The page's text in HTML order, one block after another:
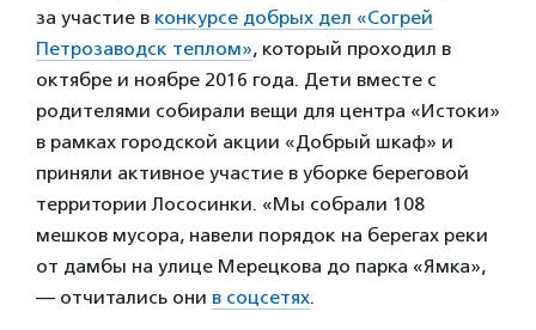
за участие в конкурсе добрых дел «Согрей
Петрозаводск теплом», который проходил в
октябре и ноябре 2016 года. Дети вместе с
родителями собирали вещи для центра «Истоки»
в рамках городской акции «Добрый шкаф» и
приняли активное участие в уборке береговой
территории Лососинки. «Мы собрали 108
мешков мусора, навели порядок на берегах реки
от дамбы на улице Мерецкова до парка «Ямка»,
— отчитались они в соцсетях.